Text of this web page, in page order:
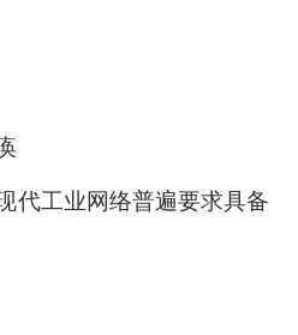
工业网络普遍要求具备